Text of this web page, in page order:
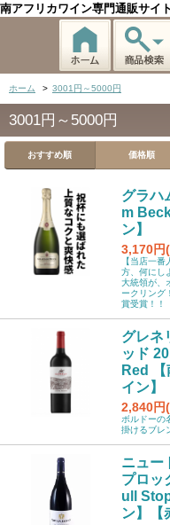
南アフリカワイン専門通販サイ
ホーム > 3001円～5000円
3001円～5000円
おすすめ順 価格順
グラハ
m
ン】
3,170円
【当店一
方、何にし
大統領が、
ークリング
賞受賞！！
グレネ
ッド
Red
イン】
2,840円
ボルドーの
掛けるブレ
ニュー
プロッ
ull
ン】【